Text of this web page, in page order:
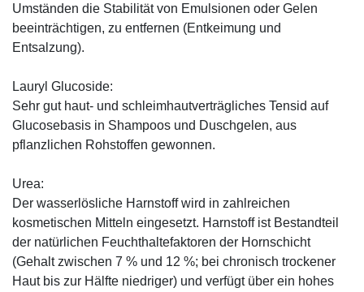
Umständen die Stabilität von Emulsionen oder Gelen
beeinträchtigen, zu entfernen (Entkeimung und
Entsalzung).
Lauryl Glucoside:
Sehr gut haut- und schleimhautverträgliches Tensid auf
Glucosebasis in Shampoos und Duschgelen, aus
pflanzlichen Rohstoffen gewonnen.
Urea:
Der wasserlösliche Harnstoff wird in zahlreichen
kosmetischen Mitteln eingesetzt. Harnstoff ist Bestandteil
der natürlichen Feuchthaltefaktoren der Hornschicht
(Gehalt zwischen 7 % und 12 %; bei chronisch trockener
Haut bis zur Hälfte niedriger) und verfügt über ein hohes